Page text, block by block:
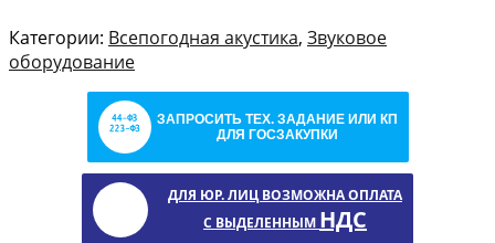
Категории: Всепогодная акустика, Звуковое
оборудование
ЗАПРОСИТЬ ТЕХ. ЗАДАНИЕ ИЛИ КП
ДЛЯ ГОСЗАКУПКИ
ДЛЯ ЮР. ЛИЦ ВОЗМОЖНА ОПЛАТА
С ВЫДЕЛЕННЫМ НДС